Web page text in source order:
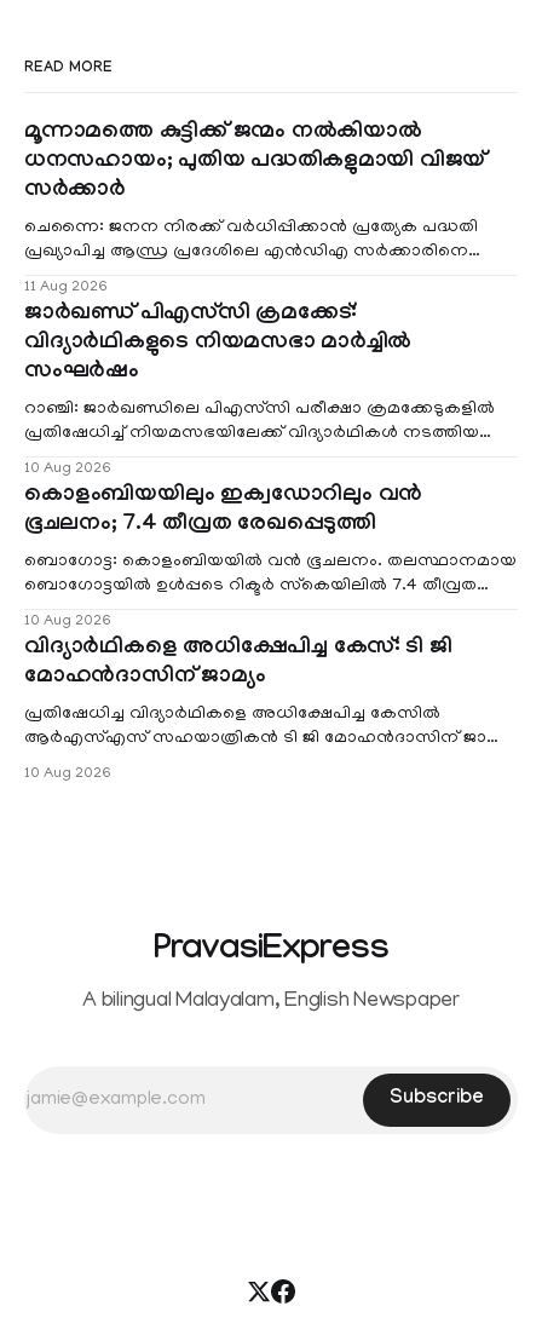
READ MORE
മൂന്നാമത്തെ കുട്ടിക്ക് ജന്മം നൽകിയാൽ
ധനസഹായം; പുതിയ പദ്ധതികളുമായി വിജയ്
സർക്കാർ
ചെന്നൈ: ജനന നിരക്ക് വർധിപ്പിക്കാൻ പ്രത്യേക പദ്ധതി
പ്രഖ്യാപിച്ച ആന്ധ്ര പ്രദേശിലെ എൻഡിഎ സർക്കാരിനെ
11 Aug 2026
ജാർഖണ്ഡ് പിഎസ്‌സി ക്രമക്കേട്:
വിദ്യാർഥികളുടെ നിയമസഭാ മാർച്ചിൽ
സംഘർഷം
റാഞ്ചി: ജാർഖണ്ഡിലെ പിഎസ്‌സി പരീക്ഷാ ക്രമക്കേടുകളിൽ
പ്രതിഷേധിച്ച് നിയമസഭയിലേക്ക് വിദ്യാർഥികൾ നടത്തിയ
10 Aug 2026
കൊളംബിയയിലും ഇക്വഡോറിലും വന്‍
ഭൂചലനം; 7.4 തീവ്രത രേഖപ്പെടുത്തി
ബൊഗോട്ട: കൊളംബിയയില്‍ വന്‍ ഭൂചലനം. തലസ്ഥാനമായ
ബൊഗോട്ടയില്‍ ഉള്‍പ്പടെ റിക്ടര്‍ സ്‌കെയിലില്‍ 7.4 തീവ്രത
10 Aug 2026
വിദ്യാർഥികളെ അധിക്ഷേപിച്ച കേസ്: ടി ജി
മോഹൻദാസിന് ജാമ്യം
പ്രതിഷേധിച്ച വിദ്യാർഥികളെ അധിക്ഷേപിച്ച കേസിൽ
ആർഎസ്എസ് സഹയാത്രികൻ ടി ജി മോഹൻദാസിന് ജാമ്യം.
10 Aug 2026
PravasiExpress
A bilingual Malayalam, English Newspaper
Subscribe